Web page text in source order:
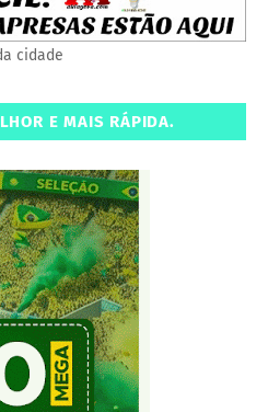
cidade
E MAIS RÁPIDA.